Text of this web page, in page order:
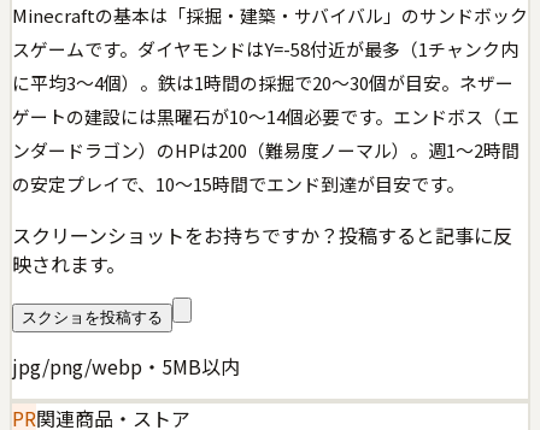
Minecraftの基本は「採掘・建築・サバイバル」のサンドボック
スゲームです。ダイヤモンドはY=-58付近が最多（1チャンク内
に平均3〜4個）。鉄は1時間の採掘で20〜30個が目安。ネザー
ゲートの建設には黒曜石が10〜14個必要です。エンドボス（エ
ンダードラゴン）のHPは200（難易度ノーマル）。週1〜2時間
の安定プレイで、10〜15時間でエンド到達が目安です。
スクリーンショットをお持ちですか？投稿すると記事に反
映されます。
スクショを投稿する
jpg/png/webp・5MB以内
PR関連商品・ストア